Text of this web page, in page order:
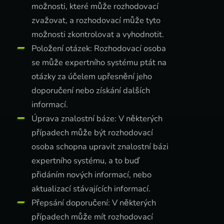
možnosti, které může rozhodovací
zvažovat, a rozhodovací může tyto
možnosti zkontrolovat a vyhodnotit.
Položení otázek: Rozhodovací osoba
se může expertního systému ptát na
otázky za účelem upřesnění jeho
doporučení nebo získání dalších
informací.
Úprava znalostní báze: V některých
případech může být rozhodovací
osoba schopna upravit znalostní bázi
expertního systému, a to buď
přidáním nových informací, nebo
aktualizací stávajících informací.
Přepsání doporučení: V některých
případech může mít rozhodovací